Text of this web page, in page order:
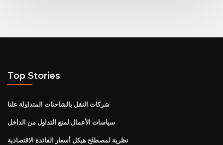
Top Stories
شركات النقل بالشاحنات المتداولة علنا
سياسات الأعمال لمنع التداول من الداخل
نظرية لمصطلح هيكل أسعار الفائدة الاقتصادية